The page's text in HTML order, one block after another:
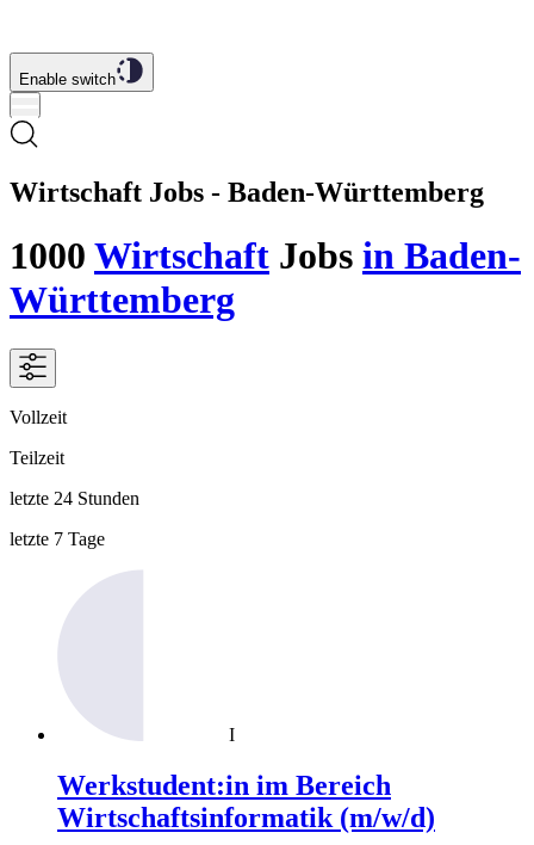
Enable switch
Wirtschaft Jobs - Baden-Württemberg
1000 Wirtschaft Jobs in Baden-
Württemberg
Vollzeit
Teilzeit
letzte 24 Stunden
letzte 7 Tage
I
Werkstudent:in im Bereich
Wirtschaftsinformatik (m/w/d)